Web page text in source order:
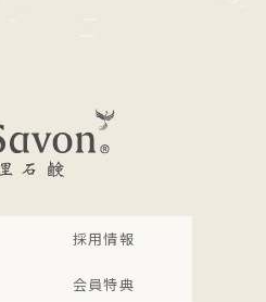
採用情報
会員特典